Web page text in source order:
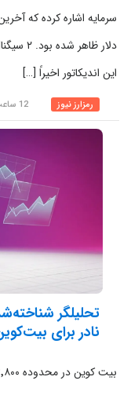
دلار
این اندیکاتور اخیراً […]
رمزارز نیوز 12 ساعت پیش
تحلیلگر
نادر برای
بیت کوین در محدوده ۶۴٬۸۰۰ دلار نوسان می‌کند و خریداران در ...